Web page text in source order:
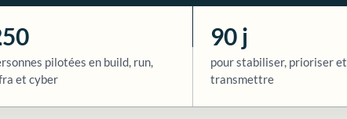
pilotées en build, run,
et cyber
90 j
pour stabiliser, prioriser et
transmettre